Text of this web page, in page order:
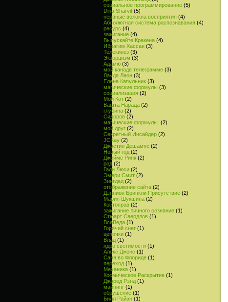
социальное программирование (5)
Dina Sharvit (5)
нервные волокна восприятия (4)
Абсолютная система распознавания (4)
ресурс (4)
зажигание (4)
Выпускайте Кракена (4)
Ибрагим Хассан (3)
Телекинез (3)
Экзорцизм (3)
Адамю (3)
мой канадв телеграмме (3)
Лауда Леон (3)
Елена Капульник (3)
магические формулы (3)
социализация (2)
Мой Кот (2)
Вашта Нарада (2)
глубина (2)
Сидоров (2)
магические формулы. (2)
мой друг (2)
Секретный Инсайдер (2)
JCKay (2)
Джастин Дешампс (2)
Новый год (2)
Джеймс Ринк (2)
род (2)
Гали Люси (2)
Эмери Смит (2)
Зингдад (2)
отображение сайта (2)
Дэннион Бринкли Присутствие (2)
Мария Шукшина (2)
Костоправ (2)
зажигание личного сознание (1)
Стюарт Свердлов (1)
ВсеВеда (1)
Горячий снег (1)
цепочки (1)
Влад (1)
ядро светимости (1)
Алекс Джонс (1)
Саня во Флориде (1)
переход (1)
Механика (1)
Космическое Раскрытие (1)
Джаред Рэнд (1)
майнинг (1)
обрушение (1)
Билл Райан (1)